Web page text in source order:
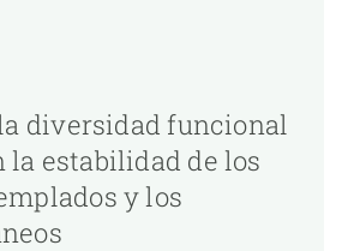
diversidad funcional
la estabilidad de los
y los